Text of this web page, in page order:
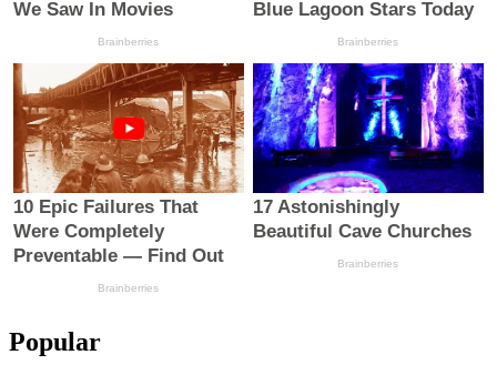
Popular